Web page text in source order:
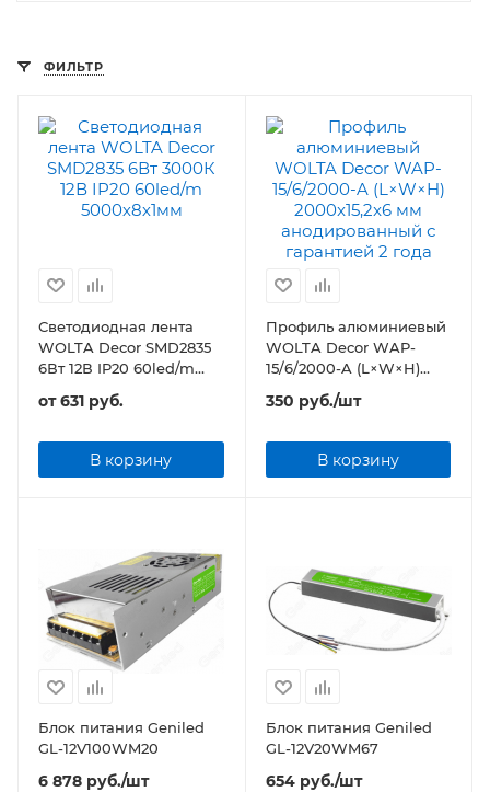
ФИЛЬТР
Светодиодная лента
WOLTA Decor SMD2835
6Вт 12В IP20 60led/m
от631 руб.
В корзину
Профиль алюминиевый
WOLTA Decor WAP-
15/6/2000-A (L×W×H)
2000x15,2x6 мм
анодированный
350 руб./шт
В корзину
Блок питания Geniled
GL-12V100WM20
6 878 руб./шт
Блок питания Geniled
GL-12V20WM67
654руб./шт